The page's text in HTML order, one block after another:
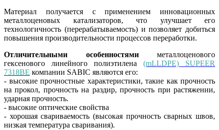
Материал получается с применением инновационных
металлоценовых катализаторов, что улучшает его
технологичность (перерабатываемость) и позволяет добиться
повышения производительности процессов переработки.
Отличительными особенностямиметаллоценового
гексенового линейного полиэтилена (mLLDPE) SUPEER
7318BE компании SABIC являются его:
- высокие прочностные характеристики, такие как прочность
на прокол, прочность на раздир, прочность при растяжении,
ударная прочность.
- высокие оптические свойства
- хорошая свариваемость (высокая прочность сварных швов,
низкая температура сваривания).